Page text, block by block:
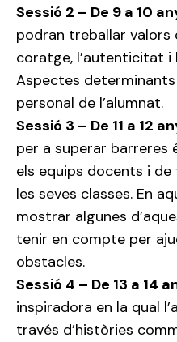
Sessió 2 – De 9 a 10
podran treballar valors
coratge, l’autenticitat i
Aspectes
personal de l’alumnat.
Sessió 3 – De 11 a 12
per a superar barreres
els equips docents i
les seves classes. En
mostrar algunes
tenir en compte per
obstacles.
Sessió 4 – De 13 a 14
inspiradora en la qual
través d’històries